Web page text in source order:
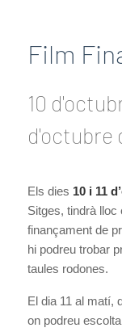
Film
10
d'octubre
Els dies 10 i 11
Sitges, tindrà lloc
finançament de
hi podreu trobar
taules rodones.
El dia 11 al matí,
on podreu